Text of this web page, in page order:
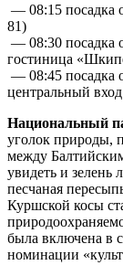
— 08:15 посадка
81)
— 08:30 посадка
гостиница
— 08:45 посадка
центральный
Национальный
уголок природы,
между
увидеть и
песчаная
Куршской косы
была включена в
номинации